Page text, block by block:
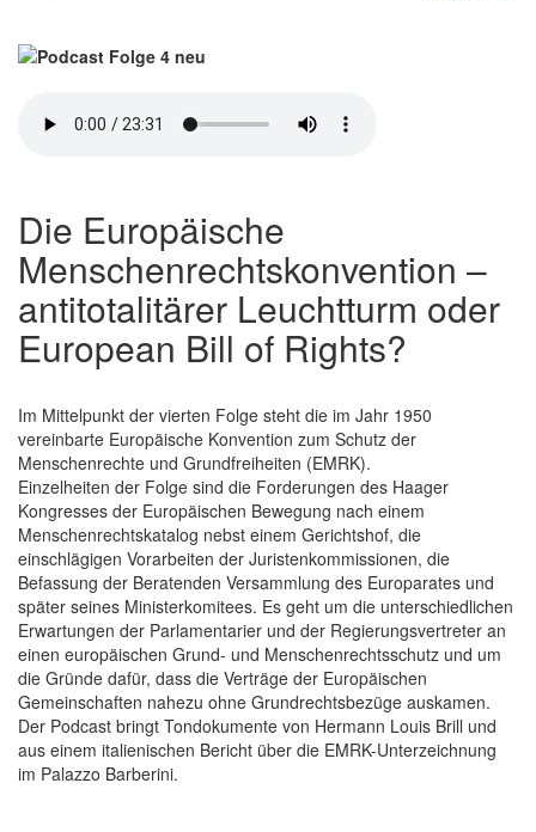
Die Europäische
Menschenrechtskonvention –
antitotalitärer Leuchtturm oder
European Bill of Rights?
Im Mittelpunkt der vierten Folge steht die im Jahr 1950
vereinbarte Europäische Konvention zum Schutz der
Menschenrechte und Grundfreiheiten (EMRK).
Einzelheiten der Folge sind die Forderungen des Haager
Kongresses der Europäischen Bewegung nach einem
Menschenrechtskatalog nebst einem Gerichtshof, die
einschlägigen Vorarbeiten der Juristenkommissionen, die
Befassung der Beratenden Versammlung des Europarates und
später seines Ministerkomitees. Es geht um die unterschiedlichen
Erwartungen der Parlamentarier und der Regierungsvertreter an
einen europäischen Grund- und Menschenrechtsschutz und um
die Gründe dafür, dass die Verträge der Europäischen
Gemeinschaften nahezu ohne Grundrechtsbezüge auskamen.
Der Podcast bringt Tondokumente von Hermann Louis Brill und
aus einem italienischen Bericht über die EMRK-Unterzeichnung
im Palazzo Barberini.